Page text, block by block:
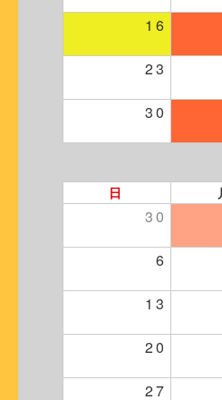
16
23
30
日
30
6
13
20
27